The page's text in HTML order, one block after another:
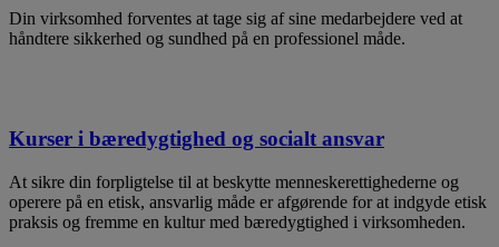
Din virksomhed forventes at tage sig af sine medarbejdere ved at
håndtere sikkerhed og sundhed på en professionel måde.
Kurser i bæredygtighed og socialt ansvar
At sikre din forpligtelse til at beskytte menneskerettighederne og
operere på en etisk, ansvarlig måde er afgørende for at indgyde etisk
praksis og fremme en kultur med bæredygtighed i virksomheden.